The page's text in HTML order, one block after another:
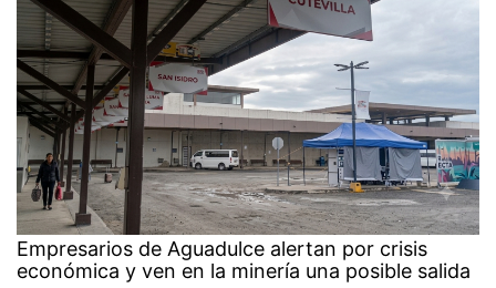
Empresarios de Aguadulce alertan por crisis
económica y ven en la minería una posible salida